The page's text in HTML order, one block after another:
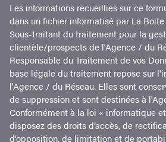
Les informations recueillies sur ce
dans un fichier informatisé par La
Sous-traitant du traitement pour la
clientèle/prospects de l'Agence / du
Responsable du Traitement de vos
base légale du traitement repose sur
l'Agence / du Réseau. Elles sont
de suppression et sont destinées à
Conformément à la loi « informatique
disposez des droits d’accès, de
d’opposition, de limitation et de